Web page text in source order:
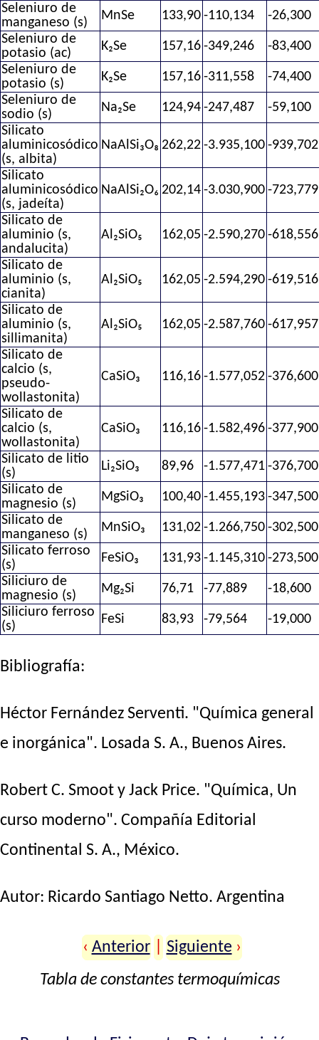
Seleniuro de
manganeso (s)
MnSe 133,90 -110,134
-26,300
Seleniuro de
potasio (ac)
K₂Se 157,16 -349,246
-83,400
Seleniuro de
potasio (s)
K₂Se 157,16 -311,558
-74,400
Seleniuro de
sodio (s)
Na₂Se 124,94 -247,487
-59,100
Silicato
aluminicosódico
(s, albita)
NaAlSi₃O₈ 262,22 -3.935,100 -939,702
Silicato
aluminicosódico
(s, jadeíta)
NaAlSi₂O₆ 202,14 -3.030,900 -723,779
Silicato de
aluminio (s,
andalucita)
Al₂SiO₅ 162,05 -2.590,270 -618,556
Silicato de
aluminio (s,
cianita)
Al₂SiO₅ 162,05 -2.594,290 -619,516
Silicato de
aluminio (s,
sillimanita)
Al₂SiO₅ 162,05 -2.587,760 -617,957
Silicato de
calcio (s,
pseudo-
wollastonita)
CaSiO₃ 116,16 -1.577,052 -376,600
Silicato de
calcio (s,
wollastonita)
CaSiO₃ 116,16 -1.582,496 -377,900
Silicato de litio
(s)
Li₂SiO₃ 89,96 -1.577,471 -376,700
Silicato de
magnesio (s)
MgSiO₃ 100,40 -1.455,193 -347,500
Silicato de
manganeso (s)
MnSiO₃ 131,02 -1.266,750 -302,500
Silicato ferroso
(s)
FeSiO₃ 131,93 -1.145,310 -273,500
Siliciuro de
magnesio (s)
Mg₂Si 76,71 -77,889
-18,600
Siliciuro ferroso
(s)
FeSi 83,93 -79,564 -19,000
Bibliografía:
Héctor Fernández Serventi. "Química general
e inorgánica". Losada S. A., Buenos Aires.
Robert C. Smoot y Jack Price. "Química, Un
curso moderno". Compañía Editorial
Continental S. A., México.
Autor: Ricardo Santiago Netto. Argentina
‹ Anterior Siguiente ›
Tabla de constantes termoquímicas